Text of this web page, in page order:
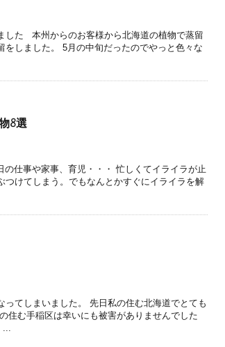
した 本州からのお客様から北海道の植物で蒸留
しました。 5月の中旬だったのでやっと色々な
8選
仕事や家事、育児・・・ 忙しくてイライラが止
つけてしまう。でもなんとかすぐにイライラを解
ってしまいました。 先日私の住む北海道でとても
住む手稲区は幸いにも被害がありませんでした